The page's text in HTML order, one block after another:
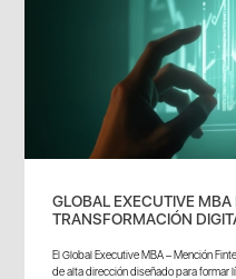
GLOBAL EXECUTIVE
TRANSFORMACIÓN
El Global Executive MBA – Mención
de alta dirección diseñado para formar